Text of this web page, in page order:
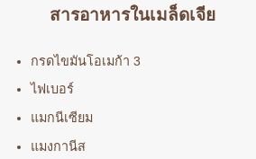
สารอาหารในเมล็ดเจีย
กรดไขมันโอเมก้า 3
ไฟเบอร์
แมกนีเซียม
แมงกานีส